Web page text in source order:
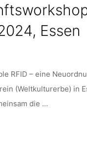
Essen
RFID – eine
(Weltkulturerbe) in
die …